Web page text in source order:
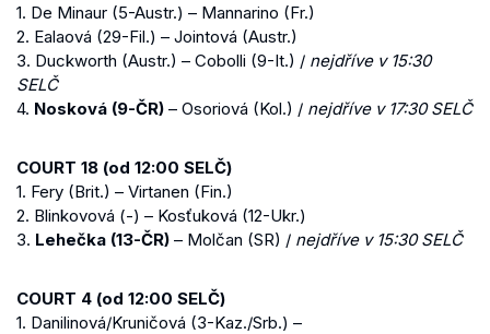
1. De Minaur (5-Austr.) – Mannarino (Fr.)
2. Ealaová (29-Fil.) – Jointová (Austr.)
3. Duckworth (Austr.) – Cobolli (9-It.) / nejdříve v 15:30
SELČ
4. Nosková (9-ČR) – Osoriová (Kol.) / nejdříve v 17:30 SELČ
COURT 18 (od 12:00 SELČ)
1. Fery (Brit.) – Virtanen (Fin.)
2. Blinkovová (-) – Kosťuková (12-Ukr.)
3. Lehečka (13-ČR) – Molčan (SR) / nejdříve v 15:30 SELČ
COURT 4 (od 12:00 SELČ)
1. Danilinová/Kruničová (3-Kaz./Srb.) –